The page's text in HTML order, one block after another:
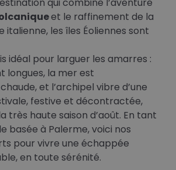
et le raffinement de la
italienne, les îles Éoliennes sont
idéal pour larguer les amarres :
longues, la mer est
et l’archipel vibre d’une
festive et décontractée,
très haute saison d’août. En tant
basée à Palerme, voici nos
pour vivre une échappée
en toute sérénité.